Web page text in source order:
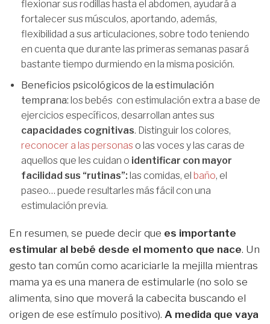
flexionar sus rodillas hasta el abdomen, ayudará a
fortalecer sus músculos, aportando, además,
flexibilidad a sus articulaciones, sobre todo teniendo
en cuenta que durante las primeras semanas pasará
bastante tiempo durmiendo en la misma posición.
Beneficios psicológicos de la estimulación
temprana: los bebés con estimulación extra a base de
ejercicios específicos, desarrollan antes sus
capacidades cognitivas. Distinguir los colores,
reconocer a las personas o las voces y las caras de
aquellos que les cuidan o identificar con mayor
facilidad sus “rutinas”: las comidas, el baño, el
paseo… puede resultarles más fácil con una
estimulación previa.
En resumen, se puede decir que es importante
estimular al bebé desde el momento que nace. Un
gesto tan común como acariciarle la mejilla mientras
mama ya es una manera de estimularle (no solo se
alimenta, sino que moverá la cabecita buscando el
origen de ese estímulo positivo). A medida que vaya